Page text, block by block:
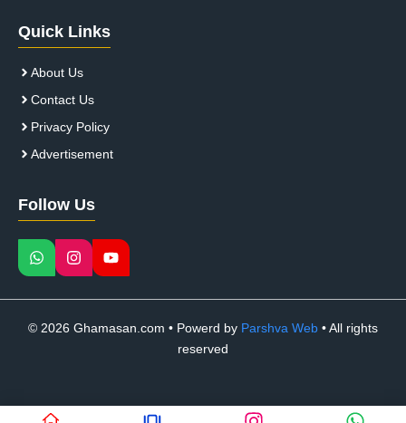
Quick Links
About Us
Contact Us
Privacy Policy
Advertisement
Follow Us
© 2026 Ghamasan.com • Powerd by Parshva Web • All rights
reserved